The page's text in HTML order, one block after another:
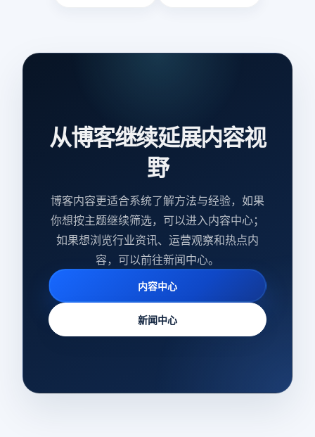
从博客继续延展内容视
野
博客内容更适合系统了解方法与经验，如果
你想按主题继续筛选，可以进入内容中心；
如果想浏览行业资讯、运营观察和热点内
容，可以前往新闻中心。
内容中心
新闻中心